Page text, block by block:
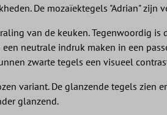
De mozaïektegels "Adrian" zijn
van de keuken. Tegenwoordig
neutrale indruk maken in een
zwarte tegels een visueel
variant. De glanzende tegels zien
glanzend.